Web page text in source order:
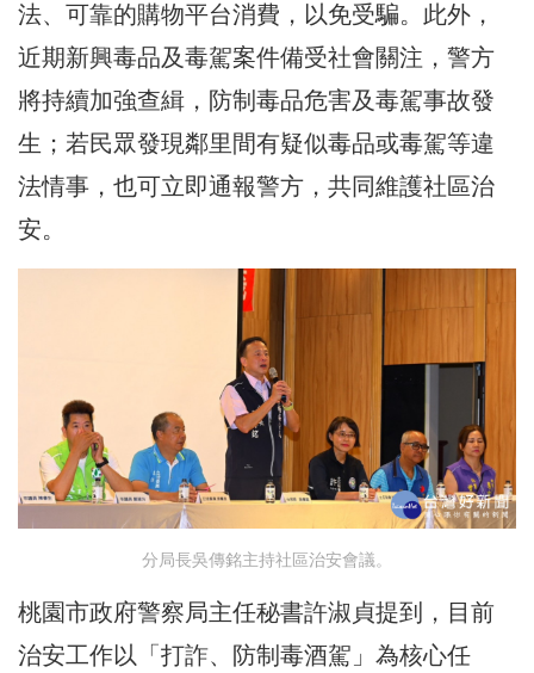
法、可靠的購物平台消費，以免受騙。此外，
近期新興毒品及毒駕案件備受社會關注，警方
將持續加強查緝，防制毒品危害及毒駕事故發
生；若民眾發現鄰里間有疑似毒品或毒駕等違
法情事，也可立即通報警方，共同維護社區治
安。
分局長吳傳銘主持社區治安會議。
桃園市政府警察局主任秘書許淑貞提到，目前
治安工作以「打詐、防制毒酒駕」為核心任